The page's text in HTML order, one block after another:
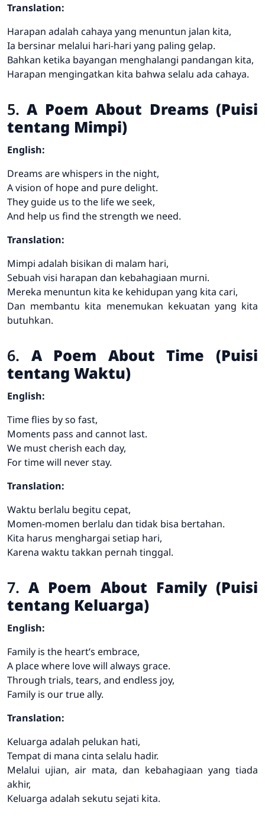
Translation:
Harapan adalah cahaya yang menuntun jalan kita,
Ia bersinar melalui hari-hari yang paling gelap.
Bahkan ketika bayangan menghalangi pandangan kita,
Harapan mengingatkan kita bahwa selalu ada cahaya.
5.A Poem About Dreams (Puisi
tentang Mimpi)
English:
Dreams are whispers in the night,
A vision of hope and pure delight.
They guide us to the life we seek,
And help us find the strength we need.
Translation:
Mimpi adalah bisikan di malam hari,
Sebuah visi harapan dan kebahagiaan murni.
Mereka menuntun kita ke kehidupan yang kita cari,
Dan membantu kita menemukan kekuatan yang kita
butuhkan.
6. A Poem About Time (Puisi
tentang Waktu)
English:
Time flies by so fast,
Moments pass and cannot last.
We must cherish each day,
For time will never stay.
Translation:
Waktu berlalu begitu cepat,
Momen-momen berlalu dan tidak bisa bertahan.
Kita harus menghargai setiap hari,
Karena waktu takkan pernah tinggal.
7.A Poem About Family (Puisi
tentang Keluarga)
English:
Family is the heart’s embrace,
A place where love will always grace.
Through trials, tears, and endless joy,
Family is our true ally.
Translation:
Keluarga adalah pelukan hati,
Tempat di mana cinta selalu hadir.
Melalui ujian, air mata, dan kebahagiaan yang tiada
akhir,
Keluarga adalah sekutu sejati kita.